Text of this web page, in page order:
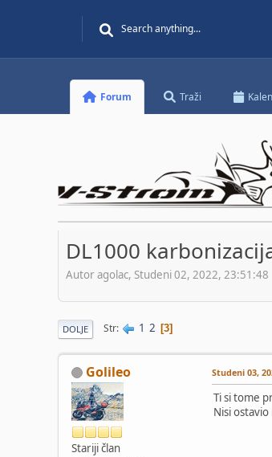
Forum Traži
DL1000
Autor agolac, Studeni 02, 2022, 23:51:48
DOLJE Str 1 2 3
Golileo
Stariji član
Studeni 03,
Ti si tome
Nisi